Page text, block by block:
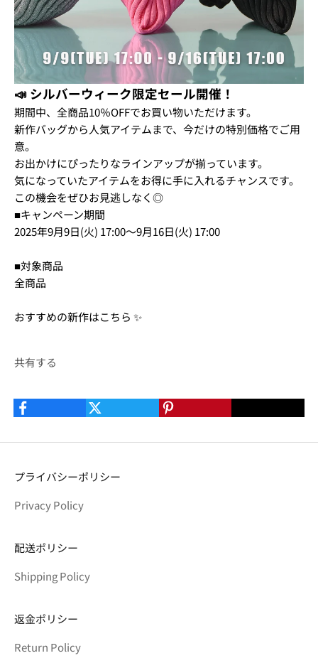
📣 シルバーウィーク限定セール開催！
期間中、全商品10％OFFでお買い物いただけます。
新作バッグから人気アイテムまで、今だけの特別価格でご用
意。
お出かけにぴったりなラインアップが揃っています。
気になっていたアイテムをお得に手に入れるチャンスです。
この機会をぜひお見逃しなく◎
■キャンペーン期間
2025年9月9日(火) 17:00～9月16日(火) 17:00
■対象商品
全商品
おすすめの新作はこちら ✨
共有する
プライバシーポリシー
Privacy Policy
配送ポリシー
Shipping Policy
返金ポリシー
Return Policy